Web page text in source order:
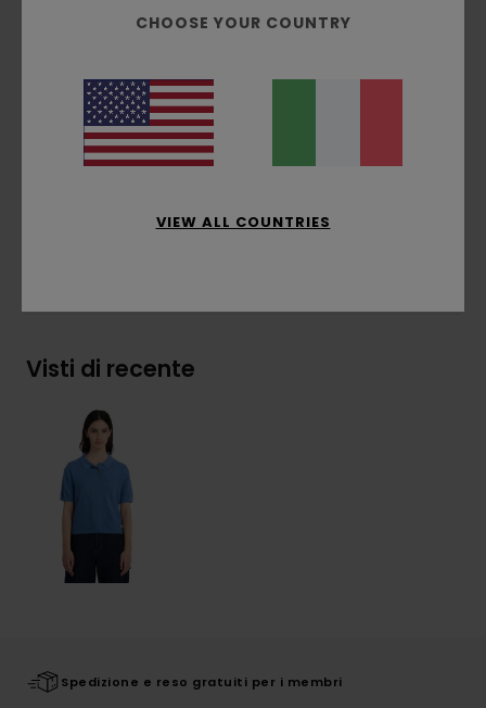
comoda
Collo:colletto polo
Composizione[Tessuto principale] 60% cotone
Visti di recente
Spedizione e reso gratuiti per i membri
CHOOSE YOUR COUNTRY
VIEW ALL COUNTRIES